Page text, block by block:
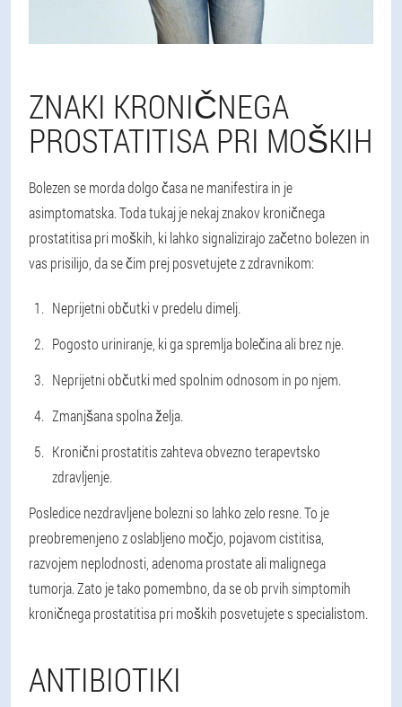
ZNAKI KRONIČNEGA
PROSTATITISA PRI MOŠKIH
Bolezen se morda dolgo časa ne manifestira in je
asimptomatska. Toda tukaj je nekaj znakov kroničnega
prostatitisa pri moških, ki lahko signalizirajo začetno bolezen in
vas prisilijo, da se čim prej posvetujete z zdravnikom:
Neprijetni občutki v predelu dimelj.
Pogosto uriniranje, ki ga spremlja bolečina ali brez nje.
Neprijetni občutki med spolnim odnosom in po njem.
Zmanjšana spolna želja.
Kronični prostatitis zahteva obvezno terapevtsko
zdravljenje.
Posledice nezdravljene bolezni so lahko zelo resne. To je
preobremenjeno z oslabljeno močjo, pojavom cistitisa,
razvojem neplodnosti, adenoma prostate ali malignega
tumorja. Zato je tako pomembno, da se ob prvih simptomih
kroničnega prostatitisa pri moških posvetujete s specialistom.
ANTIBIOTIKI